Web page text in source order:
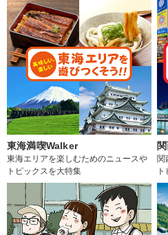
東海満喫Walker
東海エリアを楽しむためのニュースや
トピックスを大特集
関